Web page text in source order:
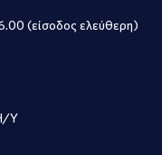
(είσοδος ελεύθερη)
Υ